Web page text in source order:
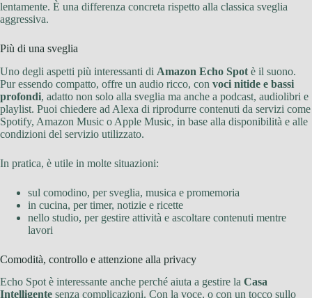
lentamente. È una differenza concreta rispetto alla classica sveglia
aggressiva.
Più di una sveglia
Uno degli aspetti più interessanti di Amazon Echo Spot è il suono.
Pur essendo compatto, offre un audio ricco, con voci nitide e bassi
profondi, adatto non solo alla sveglia ma anche a podcast, audiolibri e
playlist. Puoi chiedere ad Alexa di riprodurre contenuti da servizi come
Spotify, Amazon Music o Apple Music, in base alla disponibilità e alle
condizioni del servizio utilizzato.
In pratica, è utile in molte situazioni:
sul comodino, per sveglia, musica e promemoria
in cucina, per timer, notizie e ricette
nello studio, per gestire attività e ascoltare contenuti mentre
lavori
Comodità, controllo e attenzione alla privacy
Echo Spot è interessante anche perché aiuta a gestire la Casa
Intelligente senza complicazioni. Con la voce, o con un tocco sullo